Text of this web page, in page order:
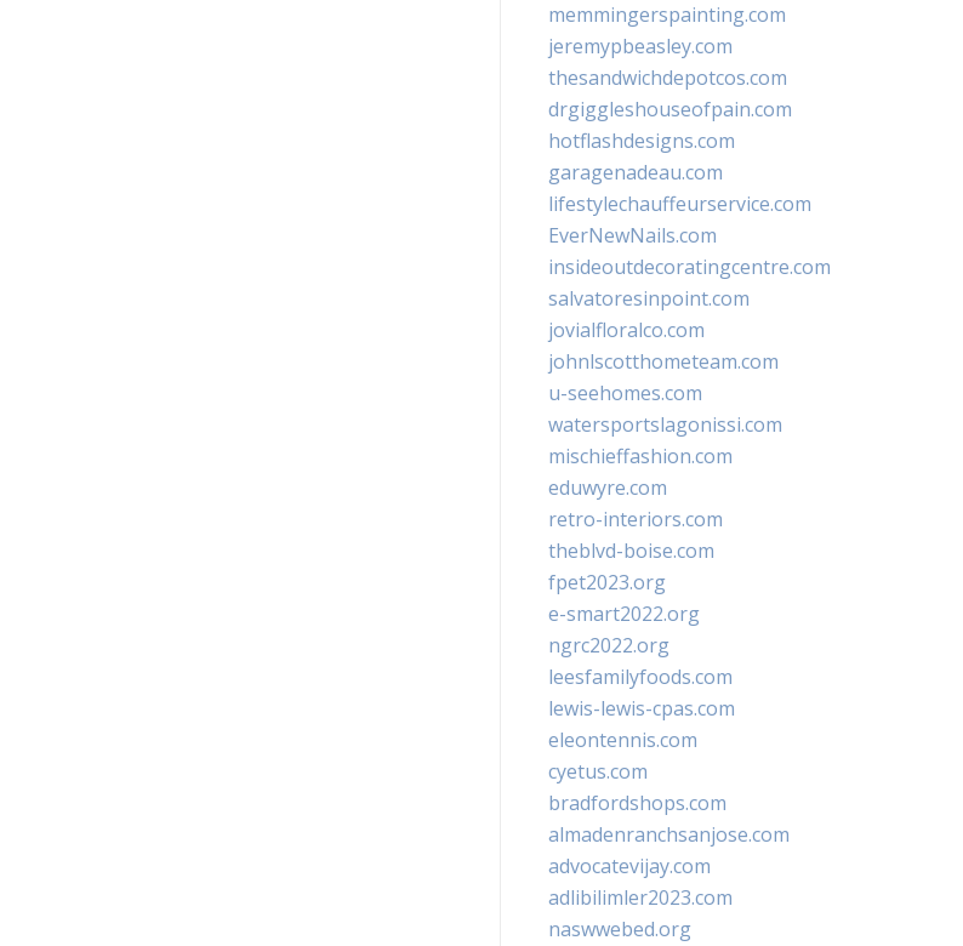
memmingerspainting.com
jeremypbeasley.com
thesandwichdepotcos.com
drgiggleshouseofpain.com
hotflashdesigns.com
garagenadeau.com
lifestylechauffeurservice.com
EverNewNails.com
insideoutdecoratingcentre.com
salvatoresinpoint.com
jovialfloralco.com
johnlscotthometeam.com
u-seehomes.com
watersportslagonissi.com
mischieffashion.com
eduwyre.com
retro-interiors.com
theblvd-boise.com
fpet2023.org
e-smart2022.org
ngrc2022.org
leesfamilyfoods.com
lewis-lewis-cpas.com
eleontennis.com
cyetus.com
bradfordshops.com
almadenranchsanjose.com
advocatevijay.com
adlibilimler2023.com
naswwebed.org